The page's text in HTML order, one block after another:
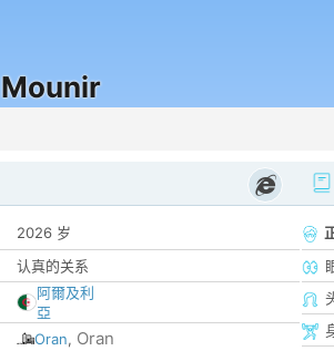
Mounir
2026 岁
认真的关系
阿爾及利
亞
Oran, Oran